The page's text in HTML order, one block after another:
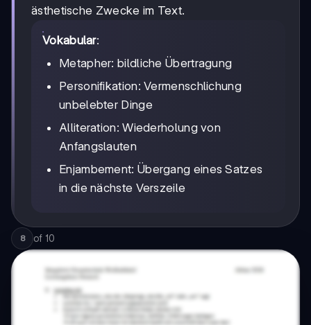
ästhetische Zwecke im Text.
Vokabular:
Metapher: bildliche Übertragung
Personifikation: Vermenschlichung
unbelebter Dinge
Alliteration: Wiederholung von
Anfangslauten
Enjambement: Übergang eines Satzes
in die nächste Verszeile
8 of 10